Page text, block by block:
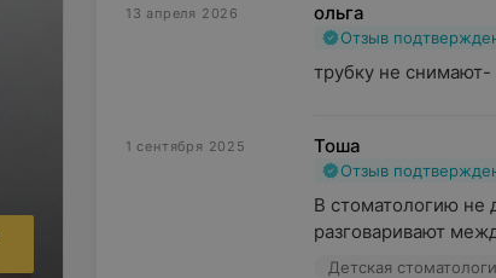
13 апреля 2026 ольга
Отзыв
трубку не
1 сентября 2025 Тоша
Отзыв
В стоматологию не
разговаривают
Детская